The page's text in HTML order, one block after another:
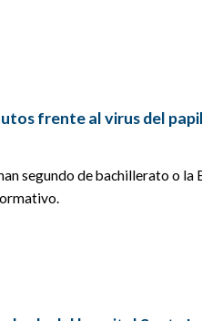
frente al virus del
segundo de bachillerato o la